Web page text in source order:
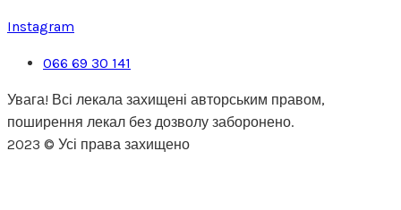
Instagram
066 69 30 141
Увага! Всі лекала захищені авторським правом,
поширення лекал без дозволу заборонено.
2023 © Усі права захищено